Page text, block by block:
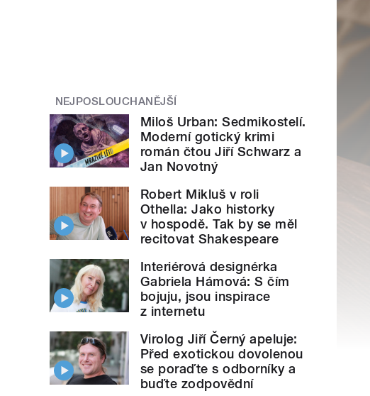
NEJPOSLOUCHANĚJŠÍ
Miloš Urban: Sedmikostelí.
Moderní gotický krimi
román čtou Jiří Schwarz a
Jan Novotný
Robert Mikluš v roli
Othella: Jako historky
v hospodě. Tak by se měl
recitovat Shakespeare
Interiérová designérka
Gabriela Hámová: S čím
bojuju, jsou inspirace
z internetu
Virolog Jiří Černý apeluje:
Před exotickou dovolenou
se poraďte s odborníky a
buďte zodpovědní